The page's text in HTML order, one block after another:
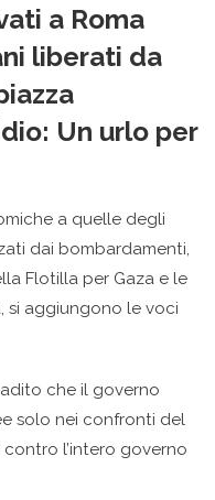
a Roma
liberati da
Un urlo per
a quelle degli
dai bombardamenti,
Flotilla per Gaza e le
si aggiungono le voci
che il governo
solo nei confronti del
contro l’intero governo